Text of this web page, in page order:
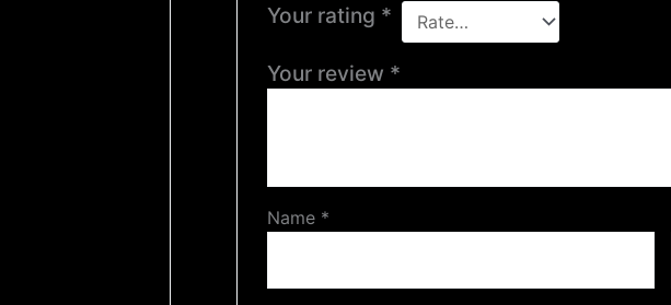
Your rating *
Your review *
Name *